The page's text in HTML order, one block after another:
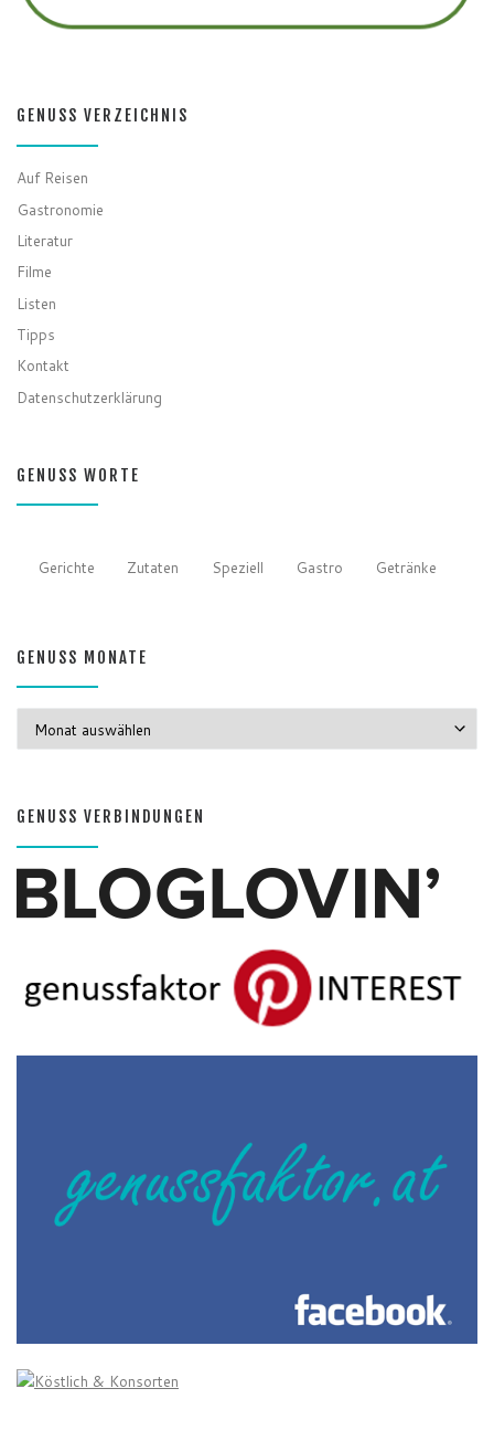
GENUSS VERZEICHNIS
Auf Reisen
Gastronomie
Literatur
Filme
Listen
Tipps
Kontakt
Datenschutzerklärung
GENUSS WORTE
Gerichte Zutaten Speziell Gastro Getränke
GENUSS MONATE
GENUSS VERBINDUNGEN